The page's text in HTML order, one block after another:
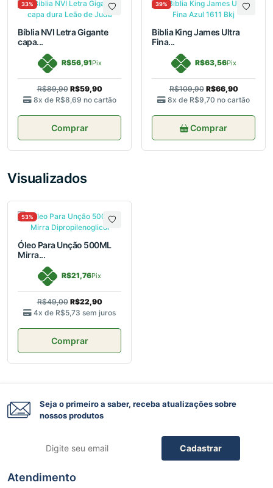
33%
Bíblia NVI Letra Gigante
capa...
R$56,91Pix
R$89,90 R$59,90
8x de R$8,69 no cartão
Comprar
39%
Biblia King James Ultra
Fina...
R$63,56Pix
R$109,90 R$66,90
8x de R$9,70 no cartão
Comprar
Visualizados
53%
Óleo Para Unção 500ML
Mirra...
R$21,76Pix
R$49,00 R$22,90
4x de R$5,73 sem juros
Comprar
Seja o primeiro a saber, receba atualizações sobre
nossos produtos
Cadastrar
Atendimento